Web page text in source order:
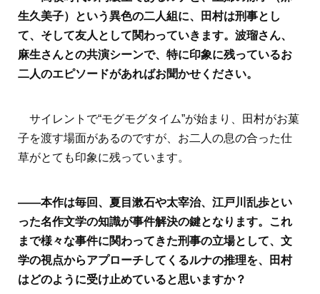
生久美子）という異色の二人組に、田村は刑事とし
て、そして友人として関わっていきます。波瑠さん、
麻生さんとの共演シーンで、特に印象に残っているお
二人のエピソードがあればお聞かせください。
サイレントで“モグモグタイム”が始まり、田村がお菓
子を渡す場面があるのですが、お二人の息の合った仕
草がとても印象に残っています。
――本作は毎回、夏目漱石や太宰治、江戸川乱歩とい
った名作文学の知識が事件解決の鍵となります。これ
まで様々な事件に関わってきた刑事の立場として、文
学の視点からアプローチしてくるルナの推理を、田村
はどのように受け止めていると思いますか？